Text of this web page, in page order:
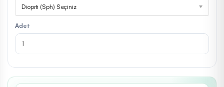
Dioprti (Sph) Seçiniz
Adet